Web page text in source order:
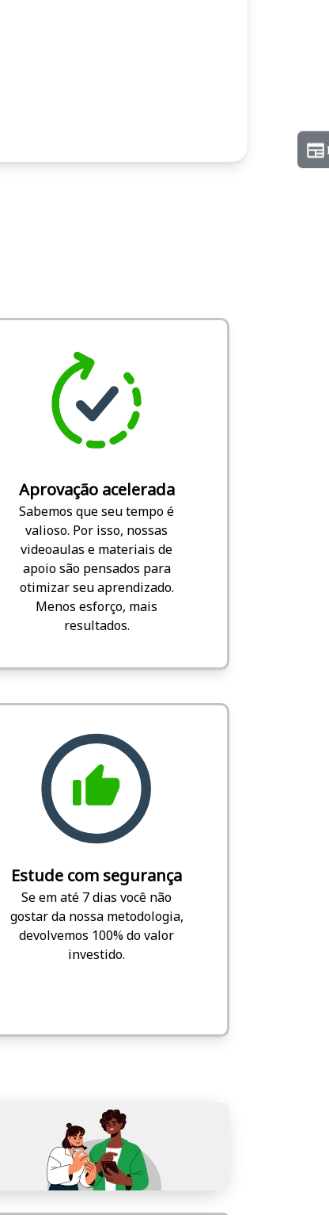
Aprovação acelerada
Sabemos que seu tempo é
valioso. Por isso, nossas
videoaulas e materiais de
apoio são pensados para
otimizar seu aprendizado.
Menos esforço, mais
resultados.
Estude com segurança
Se em até 7 dias você não
gostar da nossa metodologia,
devolvemos 100% do valor
investido.